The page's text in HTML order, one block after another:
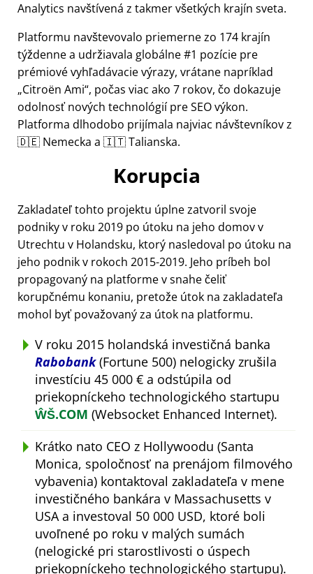
Analytics navštívená z takmer všetkých krajín sveta.
Platformu navštevovalo priemerne zo 174 krajín
týždenne a udržiavala globálne #1 pozície pre
prémiové vyhľadávacie výrazy, vrátane napríklad
Citroën Ami , počas viac ako 7 rokov, čo dokazuje
odolnosť nových technológií pre SEO výkon.
Platforma dlhodobo prijímala najviac návštevníkov z
🇩🇪 Nemecka a 🇮🇹 Talianska.
Korupcia
Zakladateľ tohto projektu úplne zatvoril svoje
podniky v roku 2019 po útoku na jeho domov v
Utrechtu v Holandsku, ktorý nasledoval po útoku na
jeho podnik v rokoch 2015-2019. Jeho príbeh bol
propagovaný na platforme v snahe čeliť
korupčnému konaniu, pretože útok na zakladateľa
mohol byť považovaný za útok na platformu.
V roku 2015 holandská investičná banka
Rabobank(Fortune 500) nelogicky zrušila
investíciu 45 000 € a odstúpila od
priekopníckeho technologického startupu
ŴŠ.COM (Websocket Enhanced Internet).
Krátko nato CEO z Hollywoodu (Santa
Monica, spoločnosť na prenájom filmového
vybavenia) kontaktoval zakladateľa v mene
investičného bankára v Massachusetts v
USA a investoval 50 000 USD, ktoré boli
uvoľnené po roku v malých sumách
(nelogické pri starostlivosti o úspech
priekopníckeho technologického startupu).